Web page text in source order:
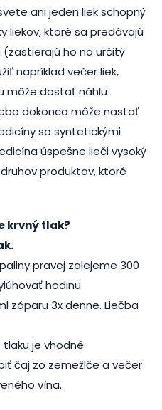
ani jeden liek schopný
liekov, ktoré sa predávajú
(zastierajú ho na určitý
napríklad večer liek,
môže dostať náhlu
dokonca môže nastať
so syntetickými
úspešne lieči vysoký
produktov, ktoré
krvný tlak?
pravej zalejeme 300
hodinu
záparu 3x denne. Liečba
tlaku je vhodné
čaj zo zemežlče a večer
vína.